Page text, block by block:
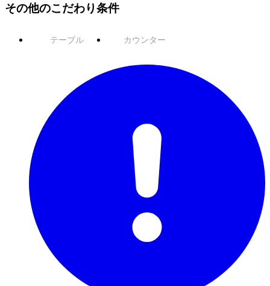
その他のこだわり条件
テーブル カウンター